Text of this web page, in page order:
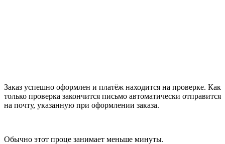
Заказ успешно оформлен и платёж находится на проверке. Как
только проверка закончится письмо автоматически отправится
на почту, указанную при оформлении заказа.
Обычно этот проце занимает меньше минуты.